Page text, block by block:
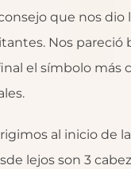
que nos dio
Nos pareció
el símbolo más
al inicio de
lejos son 3